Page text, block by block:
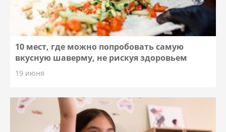
10 мест, где можно попробовать самую
вкусную шаверму, не рискуя здоровьем
19 июня